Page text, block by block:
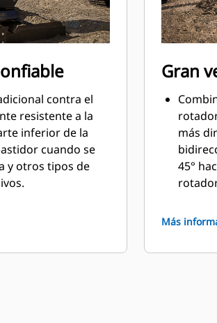
contra el
resistente a la
inferior de la
cuando se
y otros tipos de
estructural.
pesado mejoran
Gran
más
45°
ambos
Más